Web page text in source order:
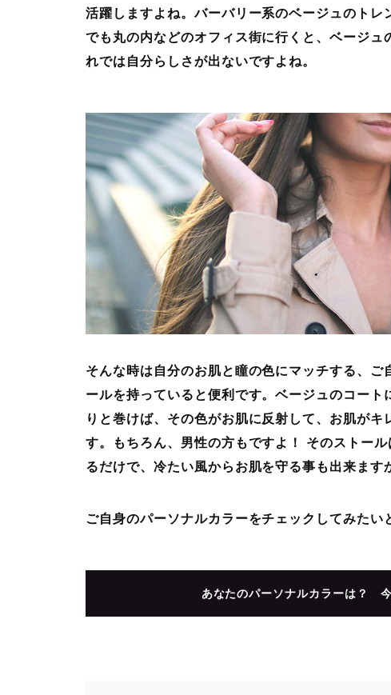
活躍しますよね。バーバリー系のベージュのトレ
でも丸の内などのオフィス街に行くと、ベージ
れでは自分らしさが出ないですよね。
そんな時は自分のお肌と瞳の色にマッチする、
ールを持っていると便利です。ベージュのコー
りと巻けば、その色がお肌に反射して、お肌が
す。もちろん、男性の方もですよ！ そのストー
るだけで、冷たい風からお肌を守る事も出来ます
ご自身のパーソナルカラーをチェックしてみたい
あなたのパーソナルカラーは？